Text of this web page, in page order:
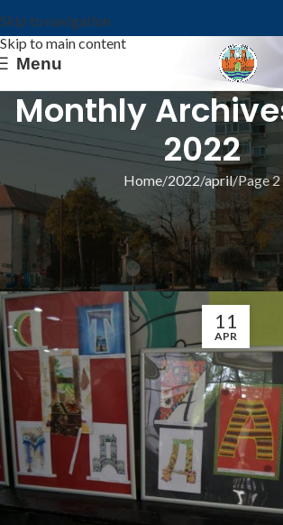
Skip to navigation
Skip to main content
Menu
Monthly
2022
Home 2022 april Page 2
ИЗ ОПШТИНЕ
ОСНОВАНА ПОДРУЖНИЦА
СРПСКИ ЈЕЗИК И
Општина Ковин
11
APR